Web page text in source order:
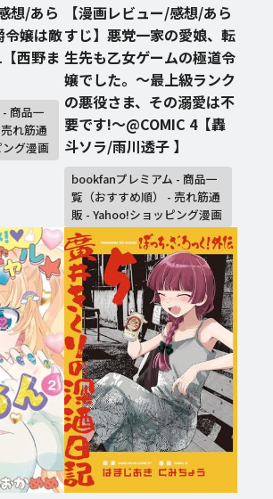
想/あら
令嬢は敵
西野ま
商品一
れ筋通
グ漫画
【漫画レビュー/感想/あら
すじ】悪党一家の愛娘、転
生先も乙女ゲームの極道令
嬢でした。〜最上級ランク
の悪役さま、その溺愛は不
要です!〜@COMIC 4【轟
斗ソラ/雨川透子 】
bookfanプレミアム - 商品一
覧（おすすめ順） - 売れ筋通
販 - Yahoo!ショッピング漫画